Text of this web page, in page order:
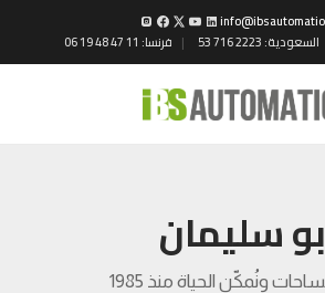
السعودية: 53 716 2223 فرنسا: 06 19 48 47 11
سليمان
ونُمكّن الحياة منذ 1985